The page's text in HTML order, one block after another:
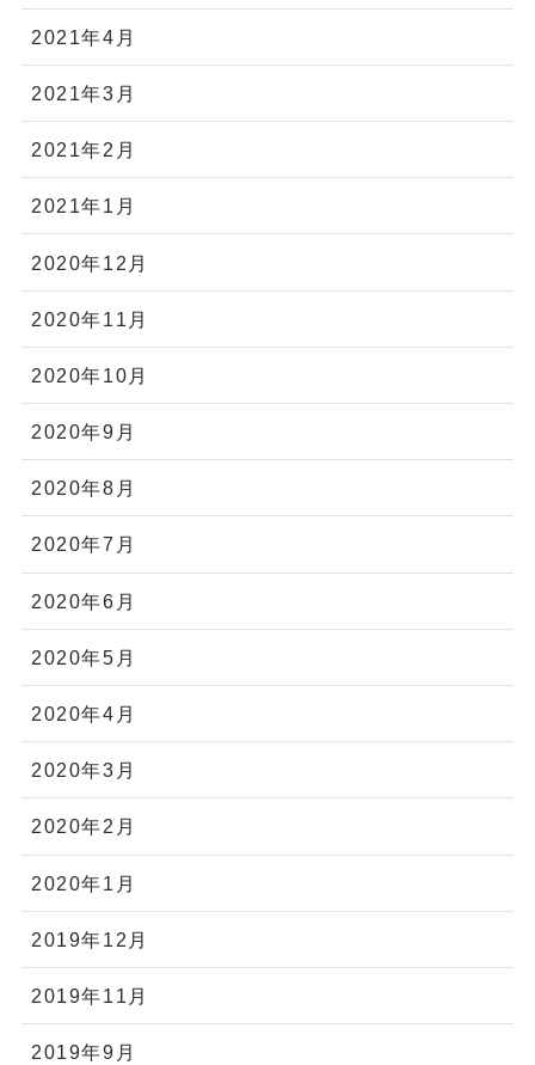
2021年4月
2021年3月
2021年2月
2021年1月
2020年12月
2020年11月
2020年10月
2020年9月
2020年8月
2020年7月
2020年6月
2020年5月
2020年4月
2020年3月
2020年2月
2020年1月
2019年12月
2019年11月
2019年9月